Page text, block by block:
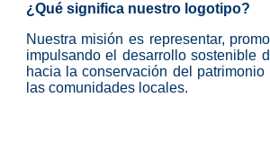
¿Qué significa nuestro logotipo?
Nuestra misión es representar,
impulsando el desarrollo sostenible
hacia la conservación del
las comunidades locales.